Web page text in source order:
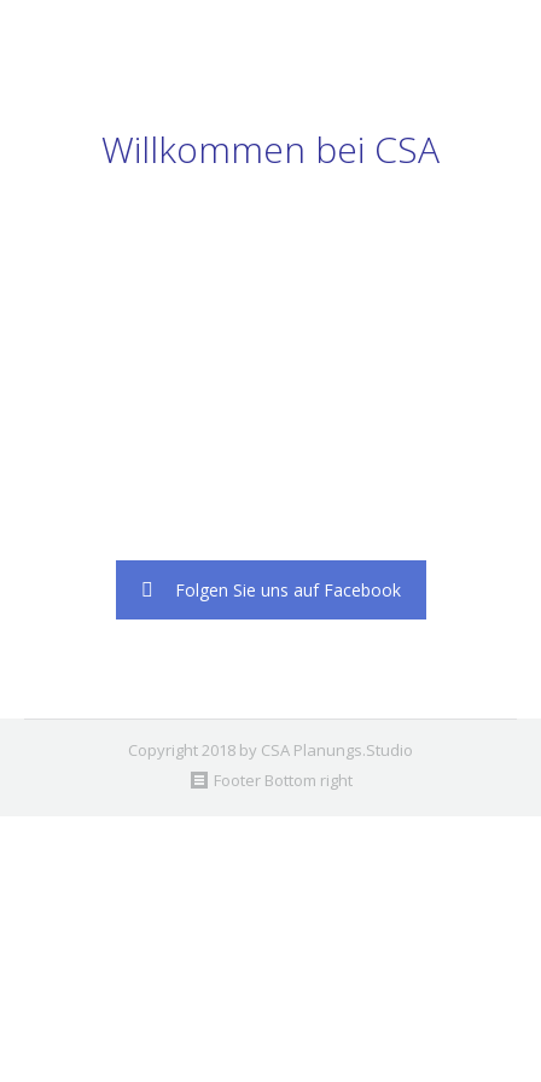
Willkommen bei CSA
Folgen Sie uns auf Facebook
Copyright 2018 by CSA Planungs.Studio
Footer Bottom right